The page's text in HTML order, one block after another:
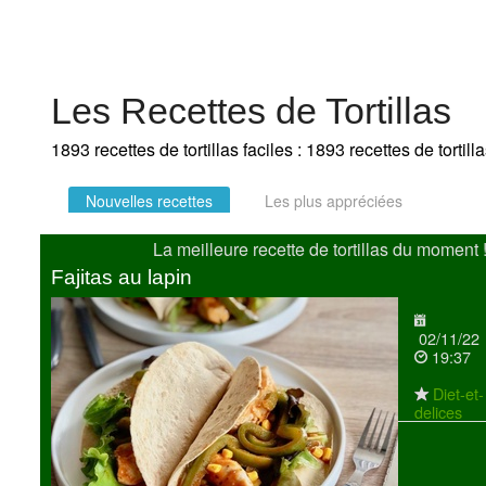
Les Recettes de Tortillas
1893 recettes de tortillas faciles : 1893 recettes de
Nouvelles recettes Les plus appréciées
La meilleure recette de tortillas du moment !
Fajitas au lapin
02/11/22
19:37
Diet-et-
delices